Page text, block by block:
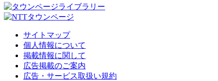
サイトマップ
個人情報について
掲載情報に関して
広告掲載のご案内
広告・サービス取扱い規約